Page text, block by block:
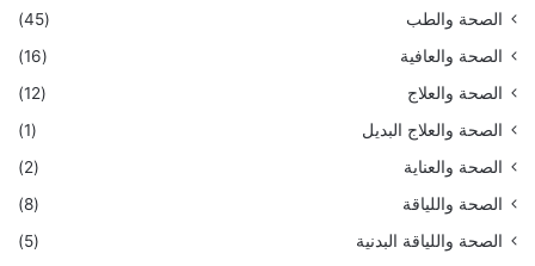
الصحة والطب
(45)
الصحة والعافية
(16)
الصحة والعلاج
(12)
الصحة والعلاج البديل
(1)
الصحة والعناية
(2)
الصحة واللياقة
(8)
الصحة واللياقة البدنية
(5)